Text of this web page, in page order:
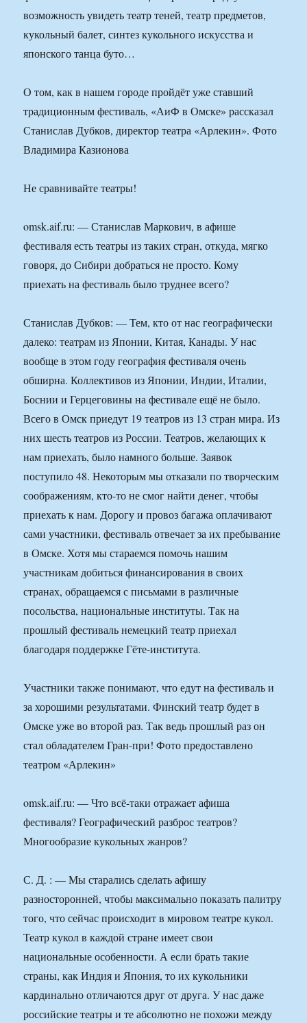
возможность увидеть театр теней, театр предметов,
кукольный балет, синтез кукольного искусства и
японского танца буто…
О том, как в нашем городе пройдёт уже ставший
традиционным фестиваль, «АиФ в Омске» рассказал
Станислав Дубков, директор театра «Арлекин». Фото
Владимира Казионова
Не сравнивайте театры!
omsk.aif.ru: — Станислав Маркович, в афише
фестиваля есть театры из таких стран, откуда, мягко
говоря, до Сибири добраться не просто. Кому
приехать на фестиваль было труднее всего?
Станислав Дубков: — Тем, кто от нас географически
далеко: театрам из Японии, Китая, Канады. У нас
вообще в этом году география фестиваля очень
обширна. Коллективов из Японии, Индии, Италии,
Боснии и Герцеговины на фестивале ещё не было.
Всего в Омск приедут 19 театров из 13 стран мира. Из
них шесть театров из России. Театров, желающих к
нам приехать, было намного больше. Заявок
поступило 48. Некоторым мы отказали по творческим
соображениям, кто-то не смог найти денег, чтобы
приехать к нам. Дорогу и провоз багажа оплачивают
сами участники, фестиваль отвечает за их пребывание
в Омске. Хотя мы стараемся помочь нашим
участникам добиться финансирования в своих
странах, обращаемся с письмами в различные
посольства, национальные институты. Так на
прошлый фестиваль немецкий театр приехал
благодаря поддержке Гёте-института.
Участники также понимают, что едут на фестиваль и
за хорошими результатами. Финский театр будет в
Омске уже во второй раз. Так ведь прошлый раз он
стал обладателем Гран-при! Фото предоставлено
театром «Арлекин»
omsk.aif.ru: — Что всё-таки отражает афиша
фестиваля? Географический разброс театров?
Многообразие кукольных жанров?
С. Д. : — Мы старались сделать афишу
разносторонней, чтобы максимально показать палитру
того, что сейчас происходит в мировом театре кукол.
Театр кукол в каждой стране имеет свои
национальные особенности. А если брать такие
страны, как Индия и Япония, то их кукольники
кардинально отличаются друг от друга. У нас даже
российские театры и те абсолютно не похожи между